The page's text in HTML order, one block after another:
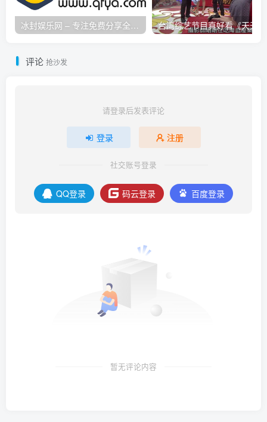
冰封娱乐网 – 专注免费分享全网优质资源,活动线报,实用软件,技术教程等内容标签
评论 抢沙发
请登录后发表评论
登录 注册
社交账号登录
QQ登录 码云登录 百度登录
暂无评论内容